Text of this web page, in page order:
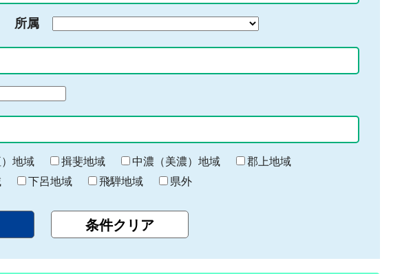
所属
地域 揖斐地域 中濃（美濃）地域
郡上地域
下呂地域 飛騨地域 県外